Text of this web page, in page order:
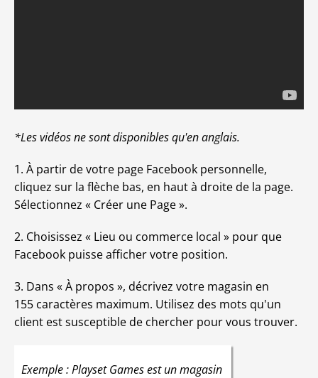
*Les vidéos ne sont disponibles qu'en anglais.
1. À partir de votre page Facebook personnelle,
cliquez sur la flèche bas, en haut à droite de la page.
Sélectionnez « Créer une Page ».
2. Choisissez « Lieu ou commerce local » pour que
Facebook puisse afficher votre position.
3. Dans « À propos », décrivez votre magasin en
155 caractères maximum. Utilisez des mots qu'un
client est susceptible de chercher pour vous trouver.
Exemple : Playset Games est un magasin